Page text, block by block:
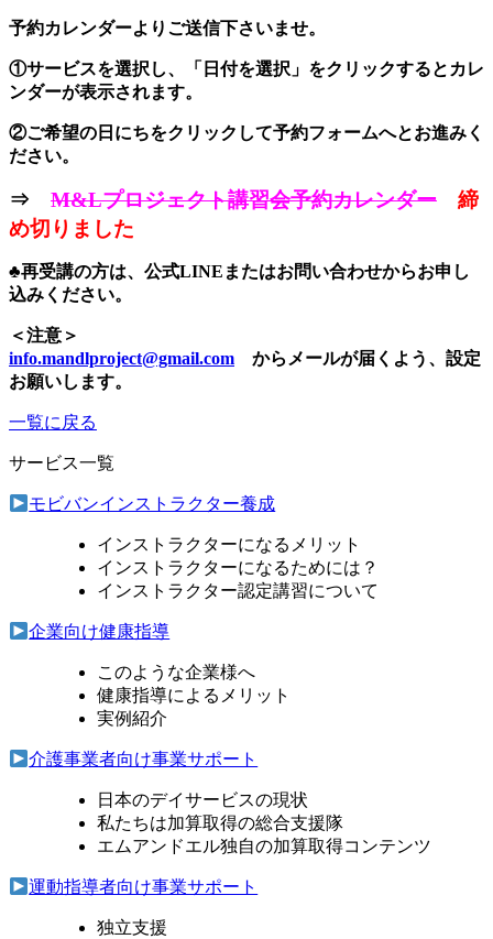
予約カレンダーよりご送信下さいませ。
①サービスを選択し、「日付を選択」をクリックするとカレ
ンダーが表示されます。
②ご希望の日にちをクリックして予約フォームへとお進みく
ださい。
⇒ M&Lプロジェクト講習会予約カレンダー
締
め切りました
♣再受講の方は、公式LINEまたはお問い合わせからお申し
込みください。
＜注意＞
info.mandlproject@gmail.com からメールが届くよう、設定
お願いします。
一覧に戻る
サービス一覧
モビバンインストラクター養成
インストラクターになるメリット
インストラクターになるためには？
インストラクター認定講習について
企業向け健康指導
このような企業様へ
健康指導によるメリット
実例紹介
介護事業者向け事業サポート
日本のデイサービスの現状
私たちは加算取得の総合支援隊
エムアンドエル独自の加算取得コンテンツ
運動指導者向け事業サポート
独立支援